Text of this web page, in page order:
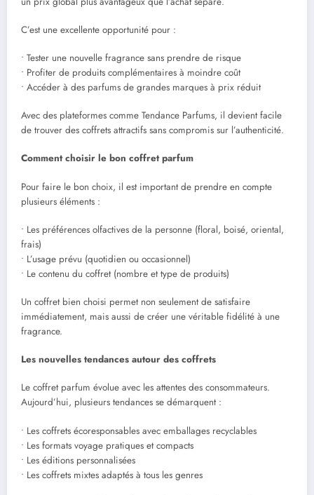
C’est une excellente opportunité pour :
• Tester une nouvelle fragrance sans prendre de risque
• Profiter de produits complémentaires à moindre coût
• Accéder à des parfums de grandes marques à prix réduit
Avec des plateformes comme Tendance Parfums, il devient facile
de trouver des coffrets attractifs sans compromis sur l’authenticité.
Comment choisir le bon coffret parfum
Pour faire le bon choix, il est important de prendre en compte
plusieurs éléments :
• Les préférences olfactives de la personne (floral, boisé, oriental,
frais)
• L’usage prévu (quotidien ou occasionnel)
• Le contenu du coffret (nombre et type de produits)
Un coffret bien choisi permet non seulement de satisfaire
immédiatement, mais aussi de créer une véritable fidélité à une
fragrance.
Les nouvelles tendances autour des coffrets
Le coffret parfum évolue avec les attentes des consommateurs.
Aujourd’hui, plusieurs tendances se démarquent :
• Les coffrets écoresponsables avec emballages recyclables
• Les formats voyage pratiques et compacts
• Les éditions personnalisées
• Les coffrets mixtes adaptés à tous les genres